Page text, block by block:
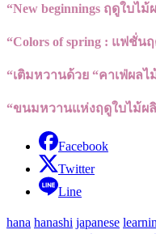
“New beginnings ฤดูใบไ
“Colors of spring : แฟชั่น
“เติมหวานด้วย “คาเฟ่ผลไ
“ขนมหวานแห่งฤดูใบไม้ผ
Facebook
Twitter
Line
hana hanashi japanese